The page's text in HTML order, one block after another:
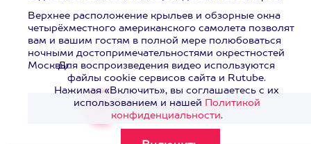
Верхнее расположение крыльев и обзорные окна
четырёхместного американского самолета позволят
вам и вашим гостям в полной мере полюбоваться
ночными достопримечательностями окрестностей
Москвы.
Смотреть видео>
Для воспроизведения видео используются
файлы cookie сервисов сайта и Rutube.
Нажимая «Включить», вы соглашаетесь с их
использованием и нашей Политикой
конфиденциальности.